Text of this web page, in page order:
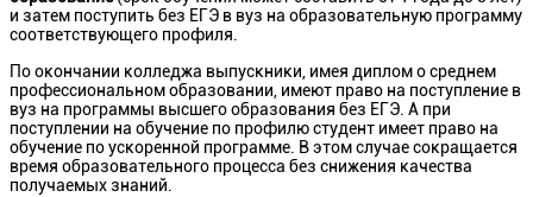
и затем поступить без ЕГЭ в вуз на образовательную программу
соответствующего профиля.
По окончании колледжа выпускники, имея диплом о среднем
профессиональном образовании, имеют право на поступление в
вуз на программы высшего образования без ЕГЭ. А при
поступлении на обучение по профилю студент имеет право на
обучение по ускоренной программе. В этом случае сокращается
время образовательного процесса без снижения качества
получаемых знаний.